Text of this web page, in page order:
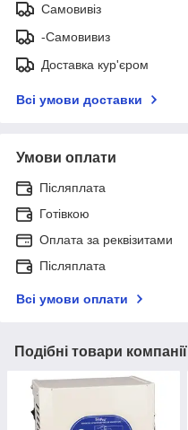
Самовивіз
-Самовивиз
Доставка кур'єром
Всі умови доставки
Умови оплати
Післяплата
Готівкою
Оплата за реквізитами
Післяплата
Всі умови оплати
Подібні товари компанії